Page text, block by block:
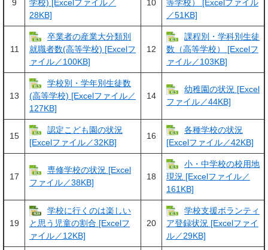
9
学校) [Excelファイル／
28KB]
10
等学校） [Excelファイル
／51KB]
11
卒業者の産業大分類別
就職者数(高等学校) [Excelフ
ァイル／100KB]
12
課程別・学科別生徒
数（高等学校） [Excelフ
ァイル／103KB]
13
学校別・学年別生徒数
(高等学校) [Excelファイル／
127KB]
14
幼稚園の状況 [Excel
ファイル／44KB]
15
認定こども園の状況
[Excelファイル／32KB]
16
各種学校の状況
[Excelファイル／42KB]
17
専修学校の状況 [Excel
ファイル／38KB]
18
小・中学校の校用地
現況 [Excelファイル／
161KB]
19
学校に行くのは楽しい
と思う児童の割合 [Excelフ
ァイル／12KB]
20
学校支援ボランティ
ア登録状況 [Excelファイ
ル／29KB]